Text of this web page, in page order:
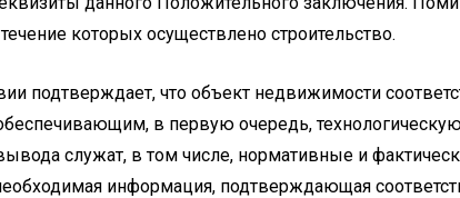
которых осуществлено строительство.
подтверждает, что объект недвижимости
в первую очередь,
служат, в том числе, нормативные и
информация, подтверждающая